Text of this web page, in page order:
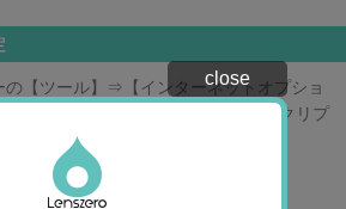
の【ツール】⇒【インターネットオプショ
【レベルのカスタマイズ】の 【スクリプ
ように設定してください。
プト
close